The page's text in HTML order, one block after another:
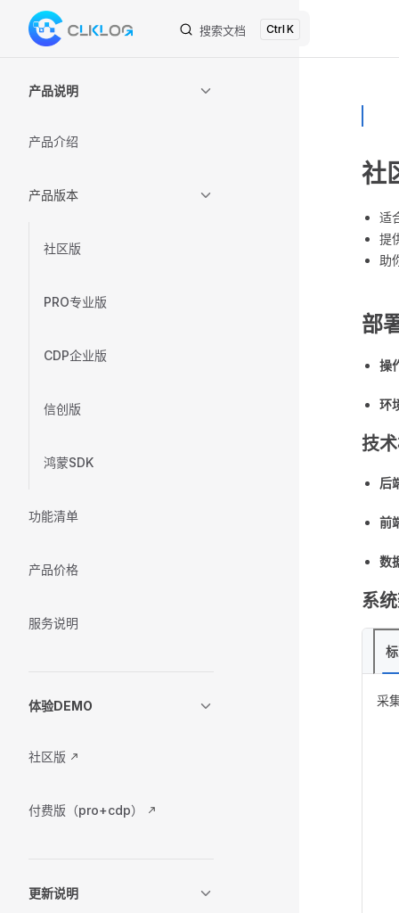
Skip to content 搜索文档 K
产品说明
产品介绍
产品版本
社区版
PRO专业版
CDP企业版
信创版
鸿蒙SDK
功能清单
产品价格
服务说明
体验DEMO
社区版
付费版（pro+cdp）
更新说明
社
适
提
助
部
操
环
技
后
前
数
系
采